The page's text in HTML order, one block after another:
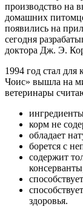
производство на
домашних
появились на
сегодня
доктора Дж. Э.
1994 год стал
Чоис» вышла на
ветеринары
корм не
обладает
борется с
содержит
здоровья.